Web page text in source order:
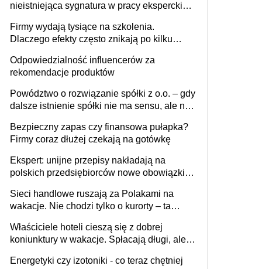
nieistniejąca sygnatura w pracy eksperckiej -
firmie
Firmy wydają tysiące na szkolenia.
Dlaczego efekty często znikają po kilku
Odpowiedzialność influencerów za
rekomendacje produktów
Powództwo o rozwiązanie spółki z o.o. – gdy
dalsze istnienie spółki nie ma sensu, ale nie
Bezpieczny zapas czy finansowa pułapka?
Firmy coraz dłużej czekają na gotówkę
Ekspert: unijne przepisy nakładają na
polskich przedsiębiorców nowe obowiązki w
Sieci handlowe ruszają za Polakami na
wakacje. Nie chodzi tylko o kurorty – ta
tam, gdzie wielu spędzi urlop po cichu
Właściciele hoteli cieszą się z dobrej
koniunktury w wakacje. Spłacają długi, ale
Energetyki czy izotoniki - co teraz chętniej